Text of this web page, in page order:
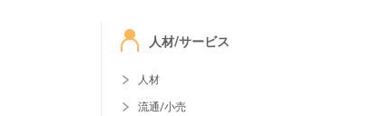
人材/サービス
人材
流通/小売